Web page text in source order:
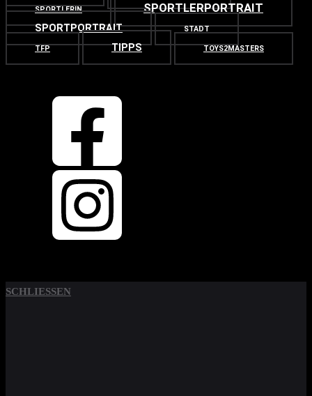
SPORTLERIN SPORTLERPORTRAIT
SPORTPORTRAIT STADT
TFP TIPPS TOYS2MASTERS
OBEN
SCHLIESSEN